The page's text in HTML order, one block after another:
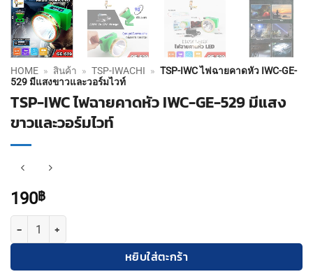
HOME » สินค้า » TSP-IWACHI » TSP-IWC ไฟฉายคาดหัว IWC-GE-
529 มีแสงขาวและวอร์มไวท์
TSP-IWC ไฟฉายคาดหัว IWC-GE-529 มีแสง
ขาวและวอร์มไวท์
190฿
จำนวน TSP-IWC ไฟฉายคาดหัว IWC-GE-529 มีแสงขาวและวอร์มไวท์ ชิ้
หยิบใส่ตะกร้า